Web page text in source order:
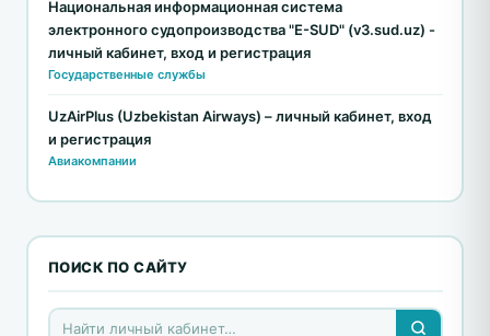
Национальная информационная система
электронного судопроизводства "E-SUD" (v3.sud.uz) -
личный кабинет, вход и регистрация
Государственные службы
UzAirPlus (Uzbekistan Airways) – личный кабинет, вход
и регистрация
Авиакомпании
ПОИСК ПО САЙТУ